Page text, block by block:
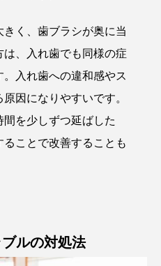
く、歯ブラシが奥に当
、入れ歯でも同様の症
入れ歯への違和感やス
因になりやすいです。
を少しずつ延ばした
ることで改善することも
ルの対処法